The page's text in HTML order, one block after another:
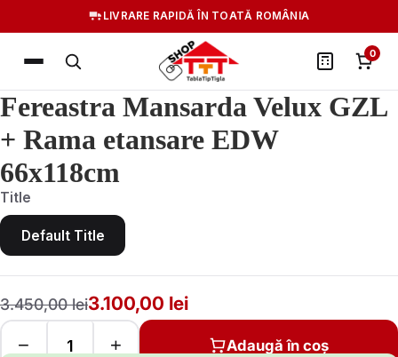
LIVRARE RAPIDĂ ÎN TOATĂ ROMÂNIA
0
Fereastra Mansarda Velux GZL
+ Rama etansare EDW
66x118cm
Title
Default Title
3.450,00 lei3.100,00 lei
−
+ Adaugă în coș